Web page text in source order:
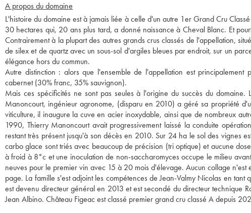
A propos du domaine
L'histoire du domaine est à jamais liée à celle d'un autre 1er Grand Cru
30 hectares qui, 20 ans plus tard, a donné naissance à Cheval Blanc. Et
Contrairement à la plupart des autres grands crus classés de l'appellation,
de silex et de quartz avec un sous-sol d'argiles bleues par endroit, sur un
élégance hors du commun.
Autre distinction : alors que l'ensemble de l'appellation est
cabernet (30% franc, 35% sauvignon).
Mais ces spécificités ne sont pas seules à l'origine du succès du
Manoncourt, ingénieur agronome, (disparu en 2010) a géré sa propriété
viticulture, il inaugure la cuve en acier inoxydable, ainsi que de nombreux
1990, Thierry Manoncourt avait progressivement laissé la conduite
restant très présent jusqu'à son décès en 2010. Sur 24 ha le sol des vignes
carbo glace sont triés avec beaucoup de précision (tri optique) et aucune
à froid à 8°c et une inoculation de non-saccharomyces occupe le milieu
neuves pour le premier vin avec 15 à 20 mois d'élevage. Aucun collage
page. La famille s'est adjoint les compétences de Jean-Valmy Nicolas en
est devenu directeur général en 2013 et est secondé du directeur technique
Jean Albino. Château Figeac est classé premier grand cru classé A depuis